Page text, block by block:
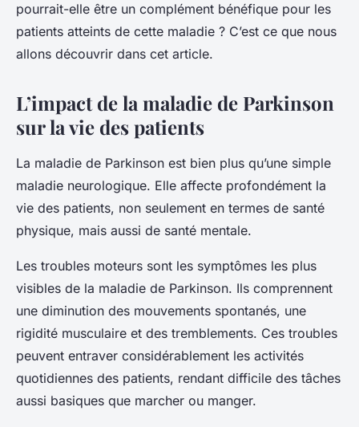
pourrait-elle être un complément bénéfique pour les
patients atteints de cette maladie ? C’est ce que nous
allons découvrir dans cet article.
L’impact de la maladie de Parkinson
sur la vie des patients
La maladie de Parkinson est bien plus qu’une simple
maladie neurologique. Elle affecte profondément la
vie des patients, non seulement en termes de santé
physique, mais aussi de santé mentale.
Les troubles moteurs sont les symptômes les plus
visibles de la maladie de Parkinson. Ils comprennent
une diminution des mouvements spontanés, une
rigidité musculaire et des tremblements. Ces troubles
peuvent entraver considérablement les activités
quotidiennes des patients, rendant difficile des tâches
aussi basiques que marcher ou manger.